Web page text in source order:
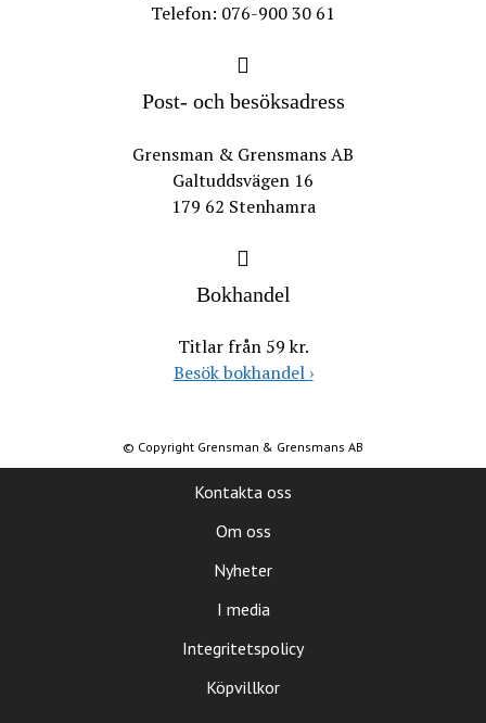
Telefon: 076-900 30 61
Post- och besöksadress
Grensman & Grensmans AB
Galtuddsvägen 16
179 62 Stenhamra
Bokhandel
Titlar från 59 kr.
Besök bokhandel ›
© Copyright Grensman & Grensmans AB
Kontakta oss
Om oss
Nyheter
I media
Integritetspolicy
Köpvillkor